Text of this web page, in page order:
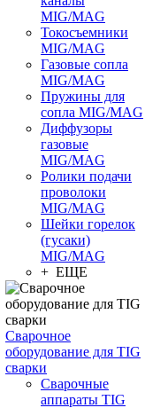
MIG/MAG
Токосъемники
MIG/MAG
Газовые сопла
MIG/MAG
Пружины для
сопла MIG/MAG
Диффузоры
газовые
MIG/MAG
Ролики подачи
проволоки
MIG/MAG
Шейки горелок
(гусаки)
MIG/MAG
+ ЕЩЕ
Сварочное
оборудование для TIG
сварки
Сварочные
аппараты TIG